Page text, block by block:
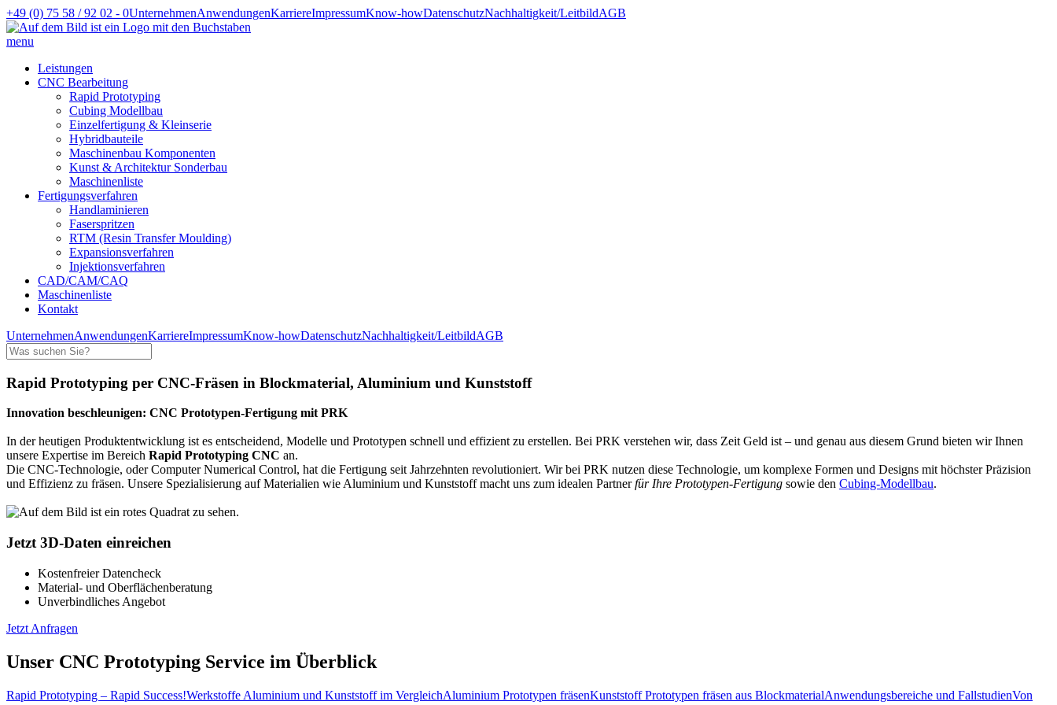
+49 (0) 75 58 / 92 02 - 0UnternehmenAnwendungenKarriereImpressumKnow-howDatenschutzNachhaltigkeit/LeitbildAGB
menu
Leistungen
CNC Bearbeitung
Rapid Prototyping
Cubing Modellbau
Einzelfertigung & Kleinserie
Hybridbauteile
Maschinenbau Komponenten
Kunst & Architektur Sonderbau
Maschinenliste
Fertigungsverfahren
Handlaminieren
Faserspritzen
RTM (Resin Transfer Moulding)
Expansionsverfahren
Injektionsverfahren
CAD/CAM/CAQ
Maschinenliste
Kontakt
UnternehmenAnwendungenKarriereImpressumKnow-howDatenschutzNachhaltigkeit/LeitbildAGB
Rapid Prototyping per CNC-Fräsen in Blockmaterial, Aluminium und Kunststoff
Innovation beschleunigen: CNC Prototypen-Fertigung mit PRK
In der heutigen Produktentwicklung ist es entscheidend, Modelle und Prototypen schnell und effizient zu erstellen. Bei PRK verstehen wir, dass Zeit Geld ist – und genau aus diesem Grund bieten wir Ihnen
unsere Expertise im Bereich Rapid Prototyping CNC an.
Die CNC-Technologie, oder Computer Numerical Control, hat die Fertigung seit Jahrzehnten revolutioniert. Wir bei PRK nutzen diese Technologie, um komplexe Formen und Designs mit höchster Präzision
und Effizienz zu fräsen. Unsere Spezialisierung auf Materialien wie Aluminium und Kunststoff macht uns zum idealen Partnerfür Ihre Prototypen-Fertigung sowie den Cubing-Modellbau.
Jetzt 3D-Daten einreichen
Kostenfreier Datencheck
Material- und Oberflächenberatung
Unverbindliches Angebot
Jetzt Anfragen
Unser CNC Prototyping Service im Überblick
Rapid Prototyping – Rapid Success!Werkstoffe Aluminium und Kunststoff im VergleichAluminium Prototypen fräsenKunststoff Prototypen fräsen aus BlockmaterialAnwendungsbereiche und FallstudienVon